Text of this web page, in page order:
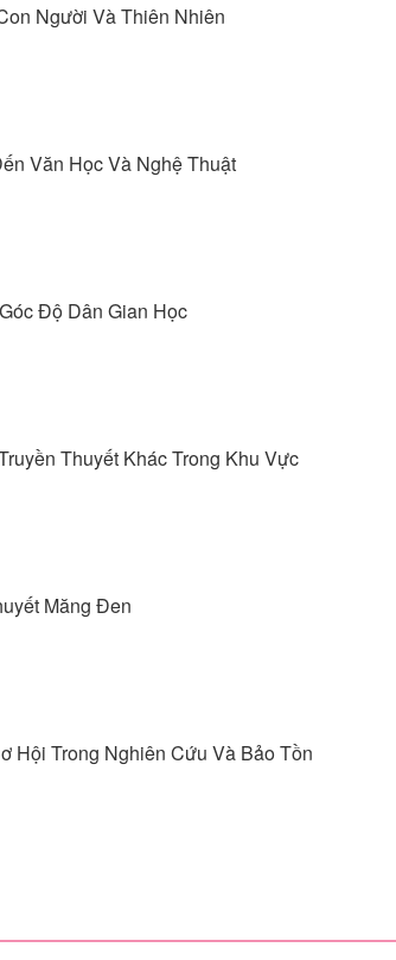
Người Và Thiên Nhiên
Văn Học Và Nghệ Thuật
Độ Dân Gian Học
Thuyết Khác Trong Khu Vực
Măng Đen
Hội Trong Nghiên Cứu Và Bảo Tồn